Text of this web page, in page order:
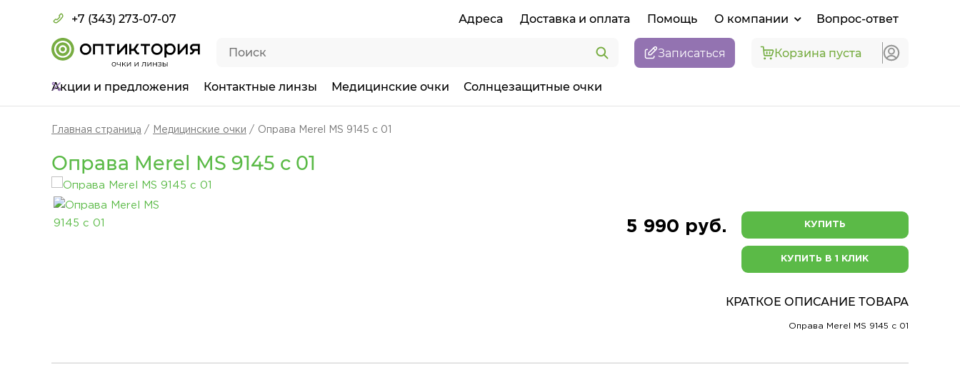
+7 (343) 273-07-07 Адреса Доставка и оплата Помощь О компании Вопрос-ответ
Записаться Корзина пуста
Акции и предложения Контактные линзы Медицинские очки Солнцезащитные очки
Главная страница Медицинские очки Оправа Merel MS 9145 с 01
Оправа Merel MS 9145 с 01
5 990 руб. КУПИТЬ
КУПИТЬ В 1 КЛИК
КРАТКОЕ ОПИСАНИЕ ТОВАРА
Оправа Merel MS 9145 с 01